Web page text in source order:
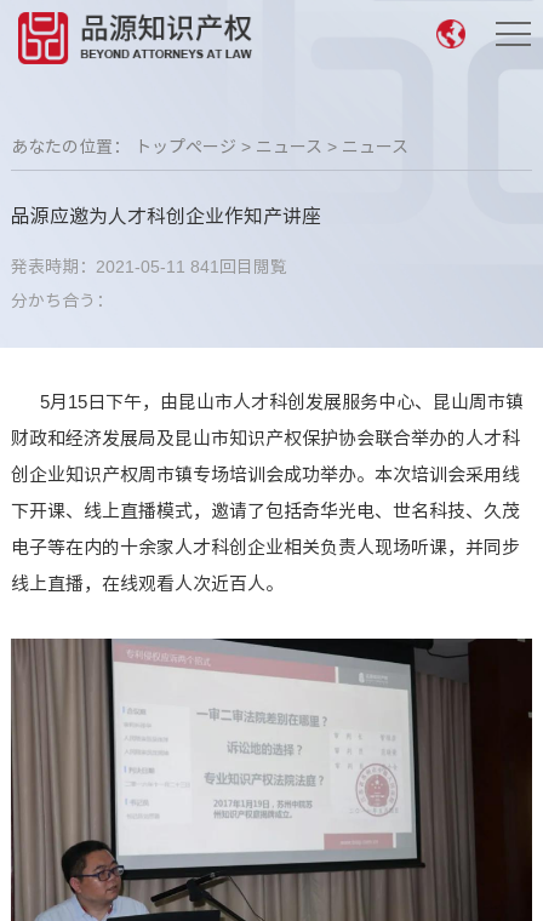
あなたの位置： トップページ > ニュース > ニュース
品源应邀为人才科创企业作知产讲座
発表時期：2021-05-11 841回目閲覧
分かち合う：
5月15日下午，由昆山市人才科创发展服务中心、昆山周市镇
财政和经济发展局及昆山市知识产权保护协会联合举办的人才科
创企业知识产权周市镇专场培训会成功举办。本次培训会采用线
下开课、线上直播模式，邀请了包括奇华光电、世名科技、久茂
电子等在内的十余家人才科创企业相关负责人现场听课，并同步
线上直播，在线观看人次近百人。